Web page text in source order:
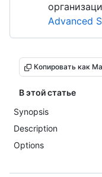
Advanced
Копировать как
В этой статье
Synopsis
Description
Options